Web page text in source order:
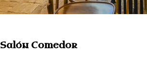
Salón Comedor